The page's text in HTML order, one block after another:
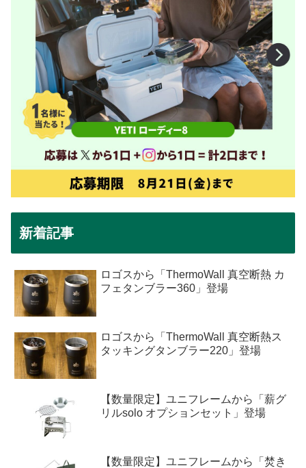
新着記事
ロゴスから「ThermoWall 真空断熱 カ
フェタンブラー360」登場
ロゴスから「ThermoWall 真空断熱ス
タッキングタンブラー220」登場
【数量限定】ユニフレームから「薪グ
リルsolo オプションセット」登場
【数量限定】ユニフレームから「焚き